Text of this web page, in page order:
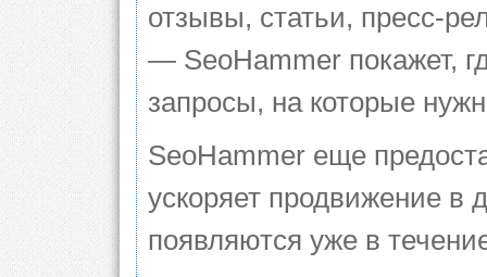
отзывы, статьи, пресс-
— SeoHammer покажет,
запросы, на которые
SeoHammer еще
ускоряет продвижение в
появляются уже в